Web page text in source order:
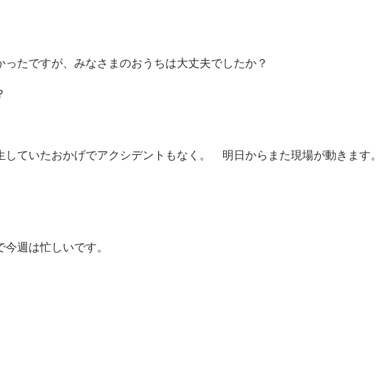
たですが、みなさまのおうちは大丈夫でしたか？
していたおかげでアクシデントもなく。 明日からまた現場が動きます。
週は忙しいです。